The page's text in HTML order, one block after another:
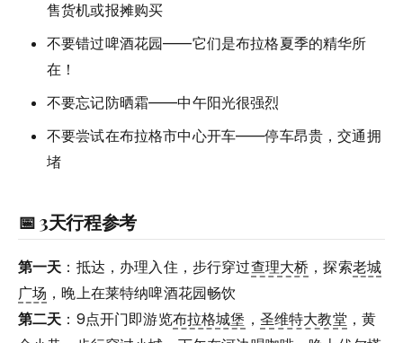
售货机或报摊购买
不要错过啤酒花园——它们是布拉格夏季的精华所
在！
不要忘记防晒霜——中午阳光很强烈
不要尝试在布拉格市中心开车——停车昂贵，交通拥
堵
📅 3天行程参考
第一天 ：抵达，办理入住，步行穿过查理大桥 ，探索老城
广场 ，晚上在莱特纳啤酒花园畅饮
第二天 ：9点开门即游览布拉格城堡 ， 圣维特大教堂 ，黄